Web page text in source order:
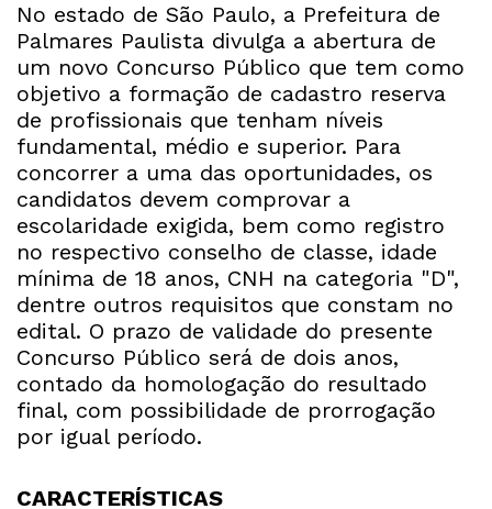
No estado de São Paulo, a Prefeitura de
Palmares Paulista divulga a abertura de
um novo Concurso Público que tem como
objetivo a formação de cadastro reserva
de profissionais que tenham níveis
fundamental, médio e superior. Para
concorrer a uma das oportunidades, os
candidatos devem comprovar a
escolaridade exigida, bem como registro
no respectivo conselho de classe, idade
mínima de 18 anos, CNH na categoria "D",
dentre outros requisitos que constam no
edital. O prazo de validade do presente
Concurso Público será de dois anos,
contado da homologação do resultado
final, com possibilidade de prorrogação
por igual período.
CARACTERÍSTICAS